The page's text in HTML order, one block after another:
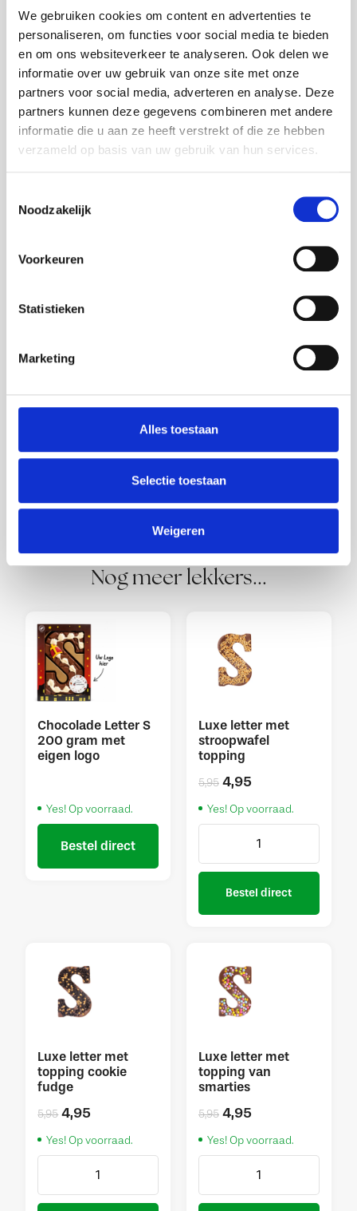
We gebruiken cookies om content en advertenties te
personaliseren, om functies voor social media te bieden
en om ons websiteverkeer te analyseren. Ook delen we
informatie over uw gebruik van onze site met onze
partners voor social media, adverteren en analyse. Deze
partners kunnen deze gegevens combineren met andere
informatie die u aan ze heeft verstrekt of die ze hebben
verzameld op basis van uw gebruik van hun services.
Noodzakelijk
Voorkeuren
Statistieken
Marketing
Alles toestaan
Selectie toestaan
Weigeren
Ingrediënten
Suiker, cacaoboter, volle MELKpoeder, cacaomassa,
TARWEbloem, weipoeder (MELK),
glucosesiroop, palmolie, emulgatoren: E322 (SOJA);
E322; E471, raapzaadolie, kokosolie, natuurlijk
vanillearoma, palmvet, kokosvet, magere
MELKpoeder, cacaopoeder, zout, aroma, vanille-
extract,
zuurteregelaar: E330, rijsmiddelen: E503; E500,
Melkchocolade bevat ten minste 33%
cacaobestanddelen.
Meer specificaties
Heeft u een vraag?
Wij hebben een overzicht samengesteld
vragen.
Nog meer lekkers...
Chocolade Letter S
200 gram met
eigen logo
Yes! Op voorraad.
Bestel direct
Luxe letter met
stroopwafel
topping
5,95 4,95
Yes! Op voorraad.
Bestel direct
Luxe letter met
topping cookie
fudge
5,95 4,95
Yes! Op voorraad.
Luxe letter met
topping van
smarties
5,95 4,95
Yes! Op voorraad.